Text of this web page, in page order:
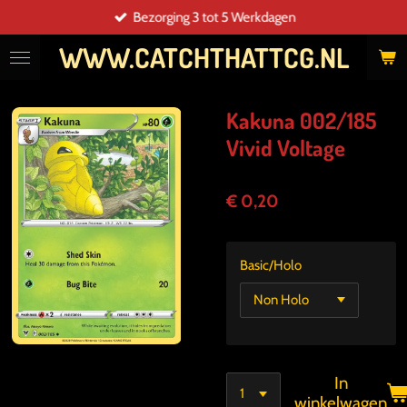
direct
naar
WWW.CATCHTHATTCG.NL
Bezorging 3 tot 5 Werkdagen
Kakuna 002/185
Vivid Voltage
€ 0,20
Basic/Holo
In